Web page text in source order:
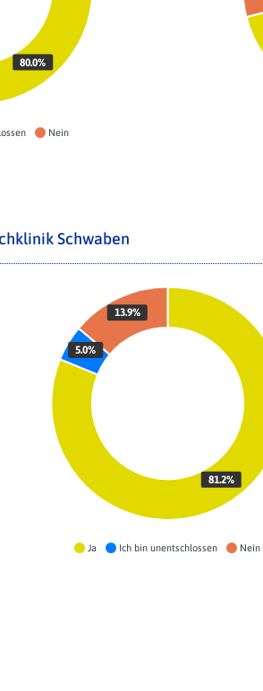
Nein
80.0%
Schwaben
Ja Ich bin unentschlossen Nein
81.2%
5.0%
13.9%